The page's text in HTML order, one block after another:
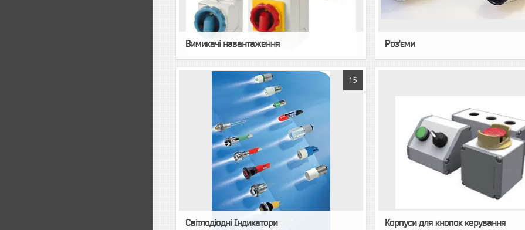
Вимикачі навантаження Роз'єми
15
Світлодіодні Індикатори Корпуси для кнопок керування